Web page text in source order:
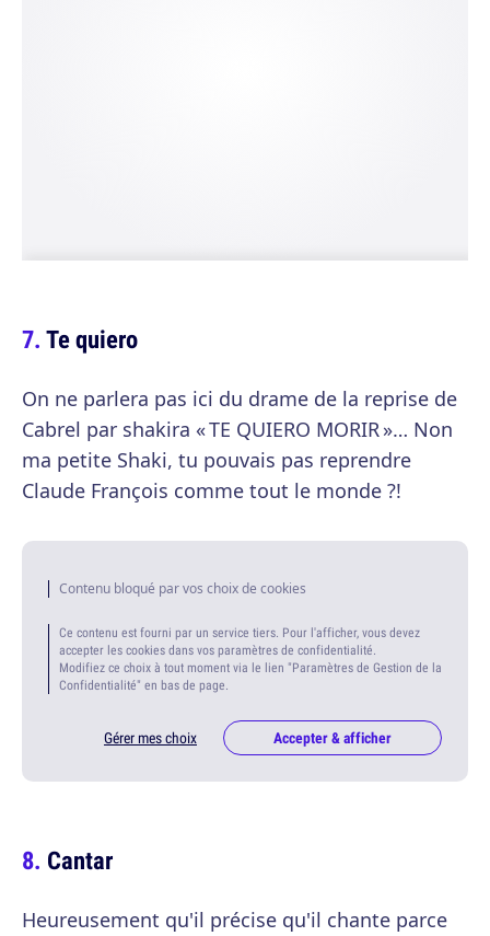
Te quiero
On ne parlera pas ici du drame de la reprise de
Cabrel par shakira « TE QUIERO MORIR »… Non
ma petite Shaki, tu pouvais pas reprendre
Claude François comme tout le monde ?!
Contenu bloqué par vos choix de cookies
Ce contenu est fourni par un service tiers. Pour l'afficher, vous devez
accepter les cookies dans vos paramètres de confidentialité.
Modifiez ce choix à tout moment via le lien "Paramètres de Gestion de la
Confidentialité" en bas de page.
Gérer mes choix Accepter & afficher
Cantar
Heureusement qu'il précise qu'il chante parce